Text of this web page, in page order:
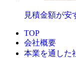
見積金額が安
TOP
会社概要
本業を通した